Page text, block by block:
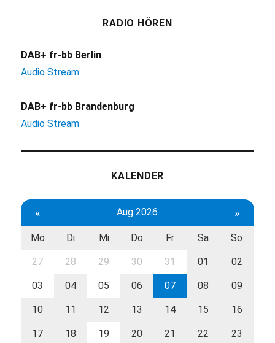
RADIO HÖREN
DAB+ fr-bb Berlin
Audio Stream
DAB+ fr-bb Brandenburg
Audio Stream
KALENDER
« Aug 2026 »
Mo Di Mi Do Fr Sa So
27 28 29 30 31 01 02
03 04 05 06 07 08 09
10 11 12 13 14 15 16
17 18 19 20 21 22 23